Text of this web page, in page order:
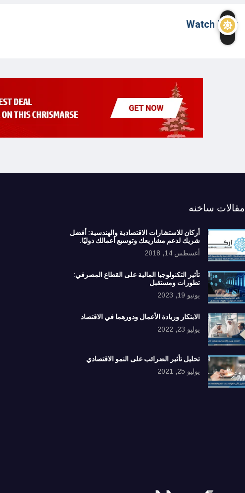
Watch Now
مقالات ساخنه
أركان للاستشارات الاقتصادية والهندسية: أفضل
شريك لدعم مشاريعك وتوسيع أعمالك دوليًا.
أغسطس 14, 2018
تأثير التكنولوجيا المالية على القطاع المصرفي:
تطورات ومستقبل
يونيو 19, 2023
الابتكار وريادة الأعمال ودورهما في الاقتصاد
يوليو 23, 2022
تحليل تأثير الضرائب على النمو الاقتصادي
يوليو 25, 2021